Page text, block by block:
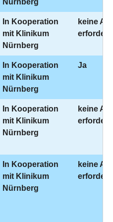
Nürnberg
In Kooperation
mit Klinikum
Nürnberg
keine
In Kooperation
mit Klinikum
Nürnberg
Ja
In Kooperation
mit Klinikum
Nürnberg
keine
In Kooperation
mit Klinikum
Nürnberg
keine